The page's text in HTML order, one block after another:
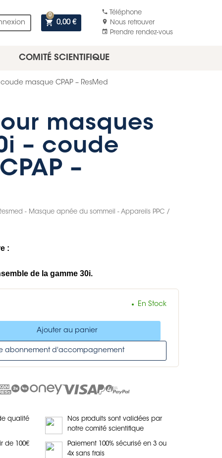
shopping_cart 0,00 €
0
phone Téléphone
location_on
Nous retrouver
event
Prendre rendez-vous
COMITÉ SCIENTIFIQUE
masque CPAP – ResMed
masques
– coude
–
- Masque apnée du sommeil - Appareils PPC /
:
de la gamme 30i.
En Stock
Ajouter au panier
abonnement d'accompagnement
qualité
Nos produits sont validées par
notre comité scientifique
de 100€
Paiement 100% sécurisé en 3 ou
4x sans frais